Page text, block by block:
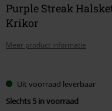
Purple Streak
Krikor
Meer product informatie
je
maat
Uit voorraad leverbaar
Slechts 5 in voorraad